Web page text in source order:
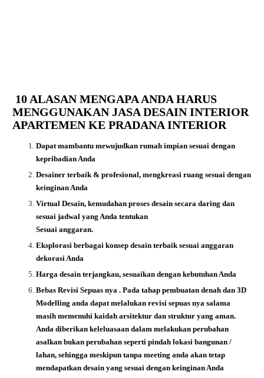
10 ALASAN MENGAPA ANDA HARUS
MENGGUNAKAN JASA DESAIN INTERIOR
APARTEMEN KE PRADANA INTERIOR
Dapat mambantu mewujudkan rumah impian sesuai dengan
kepribadian Anda
Desainer terbaik & profesional, mengkreasi ruang sesuai dengan
keinginan Anda
Virtual Desain, kemudahan proses desain secara daring dan
sesuai jadwal yang Anda tentukan
Sesuai anggaran.
Eksplorasi berbagai konsep desain terbaik sesuai anggaran
dekorasi Anda
Harga desain terjangkau, sesuaikan dengan kebutuhan Anda
Bebas Revisi Sepuas nya .Pada tahap pembuatan denah dan 3D
Modelling anda dapat melalukan revisi sepuas nya salama
masih memenuhi kaidah arsitektur dan struktur yang aman.
Anda diberikan keleluasaan dalam melakukan perubahan
asalkan bukan perubahan seperti pindah lokasi bangunan /
lahan, sehingga meskipun tanpa meeting anda akan tetap
mendapatkan desain yang sesuai dengan keinginan Anda